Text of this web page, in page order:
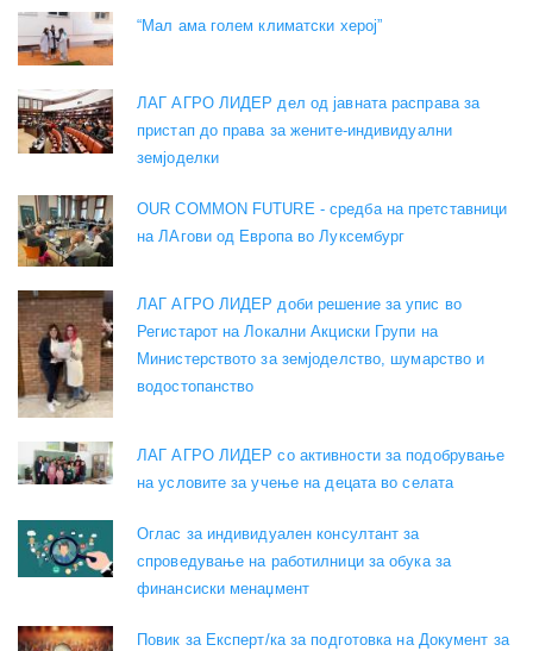
“Мал ама голем климатски херој”
ЛАГ АГРО ЛИДЕР дел од јавната расправа за
пристап до права за жените-индивидуални
земјоделки
OUR COMMON FUTURE - средба на претставници
на ЛАгови од Европа во Луксембург
ЛАГ АГРО ЛИДЕР доби решение за упис во
Регистарот на Локални Акциски Групи на
Министерството за земјоделство, шумарство и
водостопанство
ЛАГ АГРО ЛИДЕР со активности за подобрување
на условите за учење на децата во селата
Оглас за индивидуален консултант за
спроведување на работилници за обука за
финансиски менаџмент
Повик за Експерт/ка за подготовка на Документ за